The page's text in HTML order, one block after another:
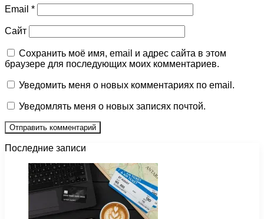
Email *
Сайт
Сохранить моё имя, email и адрес сайта в этом
браузере для последующих моих комментариев.
Уведомить меня о новых комментариях по email.
Уведомлять меня о новых записях почтой.
Последние записи